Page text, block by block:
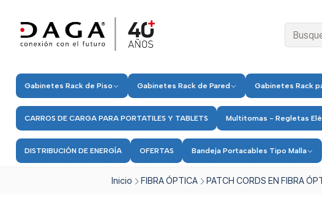
Gabinetes Rack de Piso Gabinetes Rack de Pared Gabinetes Rack
CARROS DE CARGA PARA PORTATILES Y TABLETS Multitomas - Regletas
DISTRIBUCIÓN DE ENERGÍA OFERTAS Bandeja Portacables Tipo Malla
Inicio FIBRA ÓPTICA PATCH CORDS EN FIBRA